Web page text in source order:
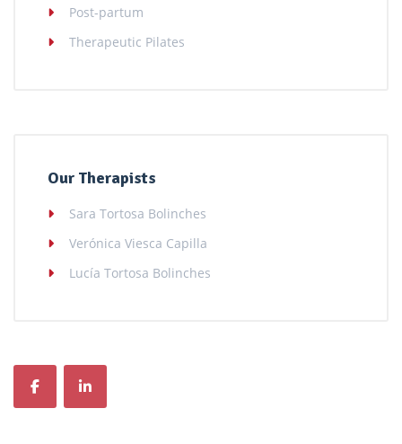
Post-partum
Therapeutic Pilates
Our Therapists
Sara Tortosa Bolinches
Verónica Viesca Capilla
Lucía Tortosa Bolinches